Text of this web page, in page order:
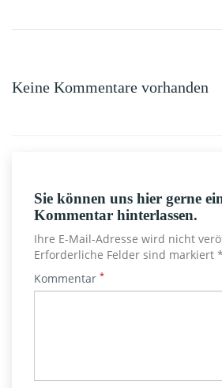
Keine Kommentare vorhanden
Sie können uns hier gerne
Kommentar hinterlassen.
Ihre E-Mail-Adresse wird nicht
Erforderliche Felder sind markiert *
Kommentar *